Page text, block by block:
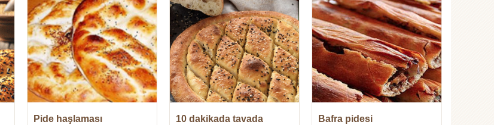
Pide haşlaması
10 dakikada tavada
Bafra pidesi